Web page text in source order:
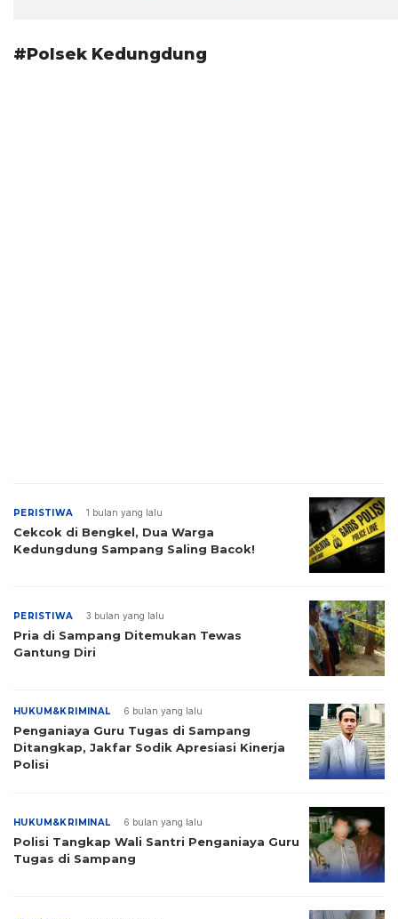
#Polsek Kedungdung
PERISTIWA 1 bulan yang lalu
Cekcok di Bengkel, Dua Warga
Kedungdung Sampang Saling Bacok!
PERISTIWA 3 bulan yang lalu
Pria di Sampang Ditemukan Tewas
Gantung Diri
HUKUM&KRIMINAL 6 bulan yang lalu
Penganiaya Guru Tugas di Sampang
Ditangkap, Jakfar Sodik Apresiasi Kinerja
Polisi
HUKUM&KRIMINAL 6 bulan yang lalu
Polisi Tangkap Wali Santri Penganiaya Guru
Tugas di Sampang